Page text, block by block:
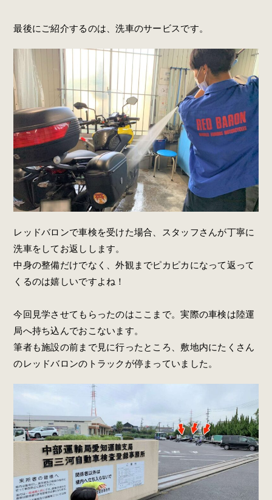
最後にご紹介するのは、洗車のサービスです。
レッドバロンで車検を受けた場合、スタッフさんが丁寧に
洗車をしてお返しします。
中身の整備だけでなく、外観までピカピカになって返って
くるのは嬉しいですよね！
今回見学させてもらったのはここまで。実際の車検は陸運
局へ持ち込んでおこないます。
筆者も施設の前まで見に行ったところ、敷地内にたくさん
のレッドバロンのトラックが停まっていました。